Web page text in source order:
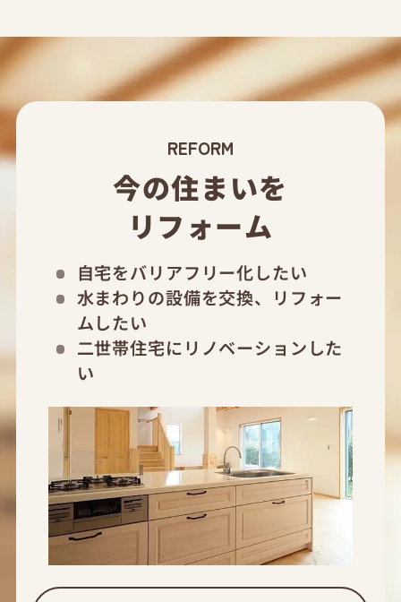
REFORM
今の住まいを
リフォーム
自宅をバリアフリー化したい
水まわりの設備を交換、リフォー
ムしたい
二世帯住宅にリノベーションした
い